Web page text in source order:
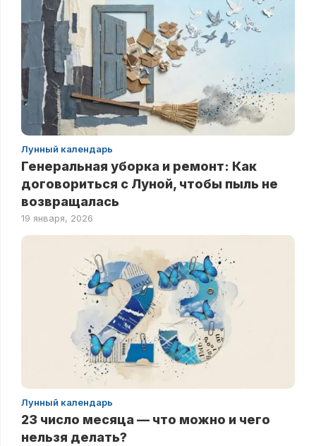
Лунный календарь
Генеральная уборка и ремонт: Как
договориться с Луной, чтобы пыль не
возвращалась
19 января, 2026
Лунный календарь
23 число месяца — что можно и чего
нельзя делать?